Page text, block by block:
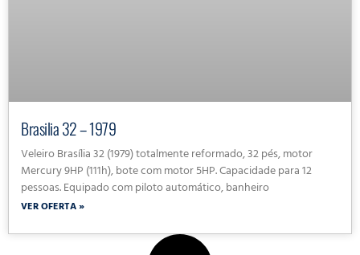
Brasilia 32 – 1979
Veleiro Brasília 32 (1979) totalmente reformado, 32 pés, motor
Mercury 9HP (111h), bote com motor 5HP. Capacidade para 12
pessoas. Equipado com piloto automático, banheiro
VER OFERTA »